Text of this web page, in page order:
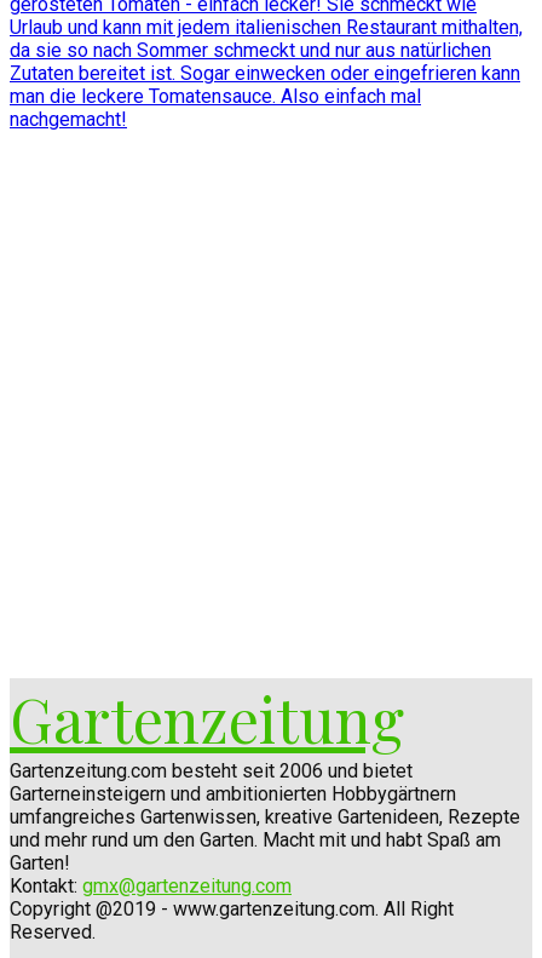
Urlaub und kann mit jedem italienischen Restaurant mithalten,
da sie so nach Sommer schmeckt und nur aus natürlichen
Zutaten bereitet ist. Sogar einwecken oder eingefrieren kann
man die leckere Tomatensauce. Also einfach mal
nachgemacht!
Gartenzeitung
Gartenzeitung.com besteht seit 2006 und bietet
Garterneinsteigern und ambitionierten Hobbygärtnern
umfangreiches Gartenwissen, kreative Gartenideen, Rezepte
und mehr rund um den Garten. Macht mit und habt Spaß am
Garten!
Kontakt: gmx@gartenzeitung.com
Copyright @2019 - www.gartenzeitung.com. All Right
Reserved.